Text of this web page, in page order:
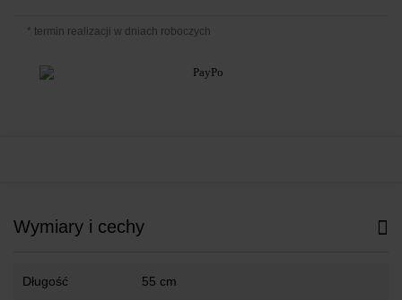
* termin realizacji w dniach roboczych
Wymiary i cechy
Długość 55 cm